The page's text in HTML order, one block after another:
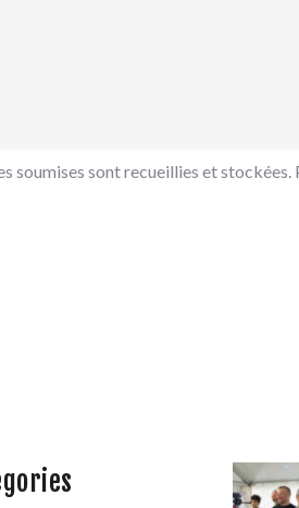
soumises sont recueillies et